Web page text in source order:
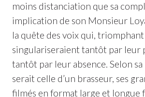
moins distanciation que sa
implication de son Monsieur
la quête des voix qui,
singulariseraient tantôt par leur
tantôt par leur absence. Selon
serait celle d’un brasseur, ses
filmés en format large et longue